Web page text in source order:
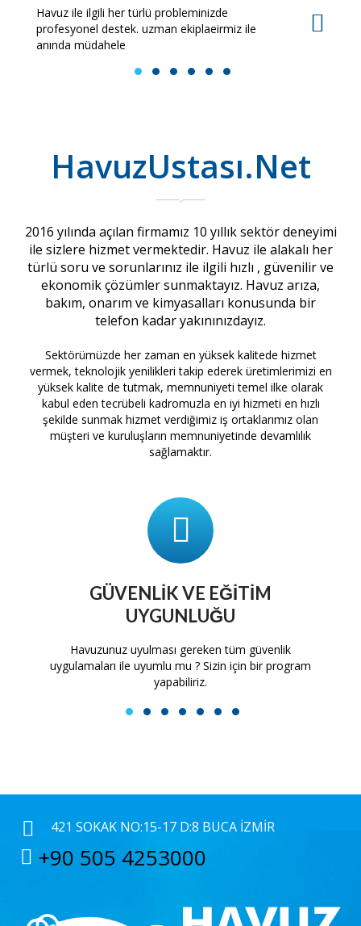
Havuz ile ilgili her türlü probleminizde
profesyonel destek. uzman ekiplaeirmiz ile
anında müdahele
1 2 3 4 5 6
HavuzUstası.Net
2016 yılında açılan firmamız 10 yıllık sektör deneyimi
ile sizlere hizmet vermektedir. Havuz ile alakalı her
türlü soru ve sorunlarınız ile ilgili hızlı , güvenilir ve
ekonomik çözümler sunmaktayız. Havuz arıza,
bakım, onarım ve kimyasalları konusunda bir
telefon kadar yakınınızdayız.
Sektörümüzde her zaman en yüksek kalitede hizmet
vermek, teknolojik yenilikleri takip ederek üretimlerimizi en
yüksek kalite de tutmak, memnuniyeti temel ilke olarak
kabul eden tecrübeli kadromuzla en iyi hizmeti en hızlı
şekilde sunmak hizmet verdiğimiz iş ortaklarımız olan
müşteri ve kuruluşların memnuniyetinde devamlılık
sağlamaktır.
GÜVENLIK VE EĞITIM
UYGUNLUĞU
Havuzunuz uyulması gereken tüm güvenlik
uygulamaları ile uyumlu mu ? Sizin için bir program
yapabiliriz.
1 2 3 4 5 6 7
421 SOKAK NO:15-17 D:8 BUCA İZMIR
+90 505 4253000